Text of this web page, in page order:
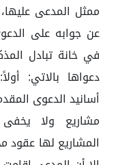
ممثل المدعى
عن جوابه على
في خانة تبادل
دعواها بالاتي:
أسانيد الدعوى
مشاريع ولا
المشاريع لها عقود